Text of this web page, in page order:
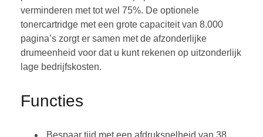
verminderen met tot wel 75%. De optionele
tonercartridge met een grote capaciteit van 8.000
pagina’s zorgt er samen met de afzonderlijke
drumeenheid voor dat u kunt rekenen op uitzonderlijk
lage bedrijfskosten.
Functies
Bespaar tijd met een afdruksnelheid van 38